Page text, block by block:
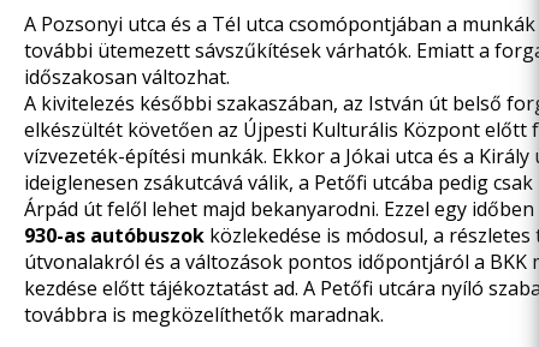
A Pozsonyi utca és a Tél utca csomópontjában a
további ütemezett sávszűkítések várhatók. Emiatt a
időszakosan változhat.
A kivitelezés későbbi szakaszában, az István út belső
elkészültét követően az Újpesti Kulturális Központ előtt
vízvezeték-építési munkák. Ekkor a Jókai utca és a Király
ideiglenesen zsákutcává válik, a Petőfi utcába pedig
Árpád út felől lehet majd bekanyarodni. Ezzel egy időben
930-as autóbuszok közlekedése is módosul, a részletes
útvonalakról és a változások pontos időpontjáról a BKK
kezdése előtt tájékoztatást ad. A Petőfi utcára nyíló
továbbra is megközelíthetők maradnak.